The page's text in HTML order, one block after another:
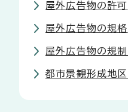
屋外広告物の許可
屋外広告物の規格
屋外広告物の規
都市景観形成地